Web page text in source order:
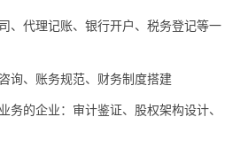
、代理记账、银行开户、税务登记等一
询、账务规范、财务制度搭建
务的企业：审计鉴证、股权架构设计、